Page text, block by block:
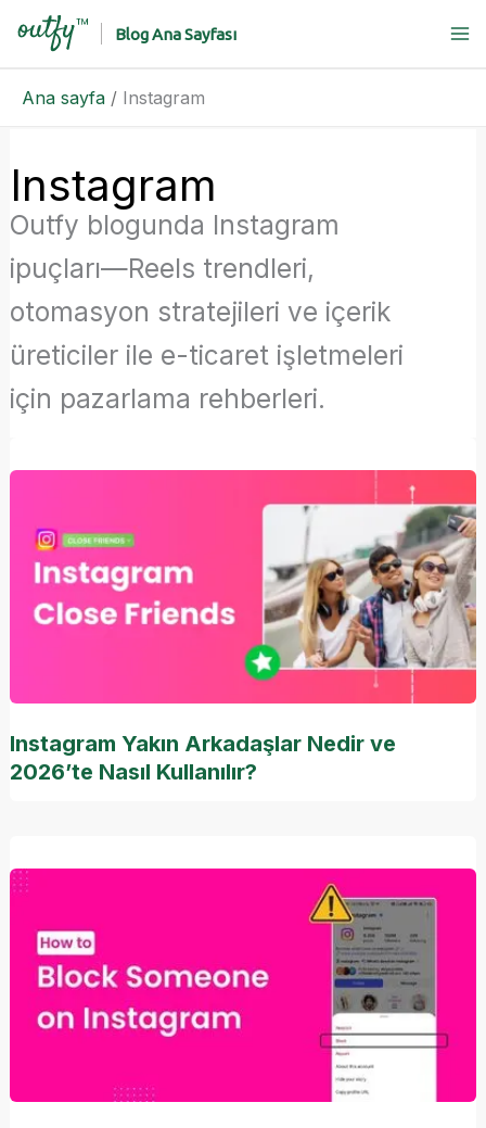
İçeriğe
Blog Ana Sayfası
Ana sayfa Instagram
Instagram
Outfy blogunda Instagram
ipuçları—Reels trendleri,
otomasyon stratejileri ve içerik
üreticiler ile e-ticaret işletmeleri
için pazarlama rehberleri.
Instagram Yakın Arkadaşlar Nedir ve
2026’te Nasıl Kullanılır?